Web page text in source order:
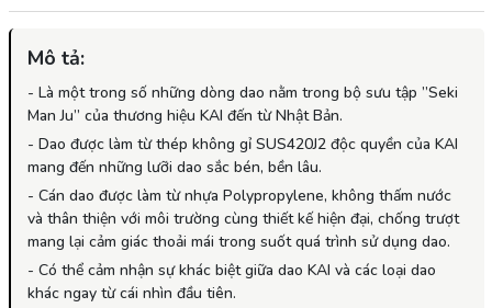
Mô tả:
- Là một trong số những dòng dao nằm trong bộ sưu tập ”Seki
Man Ju” của thương hiệu KAI đến từ Nhật Bản.
- Dao được làm từ thép không gỉ SUS420J2 độc quyền của KAI
mang đến những lưỡi dao sắc bén, bền lâu.
- Cán dao được làm từ nhựa Polypropylene, không thấm nước
và thân thiện với môi trường cùng thiết kế hiện đại, chống trượt
mang lại cảm giác thoải mái trong suốt quá trình sử dụng dao.
- Có thể cảm nhận sự khác biệt giữa dao KAI và các loại dao
khác ngay từ cái nhìn đầu tiên.